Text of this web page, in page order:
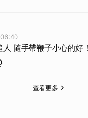
06:40
隨手帶鞭子小心的好！
查看更多